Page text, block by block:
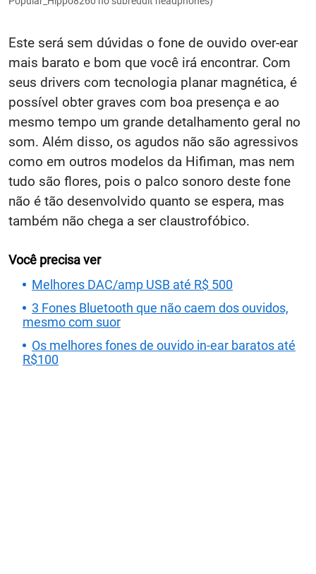
Este será sem dúvidas o fone de ouvido over-ear
mais barato e bom que você irá encontrar. Com
seus drivers com tecnologia planar magnética, é
possível obter graves com boa presença e ao
mesmo tempo um grande detalhamento geral no
som. Além disso, os agudos não são agressivos
como em outros modelos da Hifiman, mas nem
tudo são flores, pois o palco sonoro deste fone
não é tão desenvolvido quanto se espera, mas
também não chega a ser claustrofóbico.
Você precisa ver
Melhores DAC/amp USB até R$ 500
3 Fones Bluetooth que não caem dos ouvidos,
mesmo com suor
Os melhores fones de ouvido in-ear baratos até
R$100